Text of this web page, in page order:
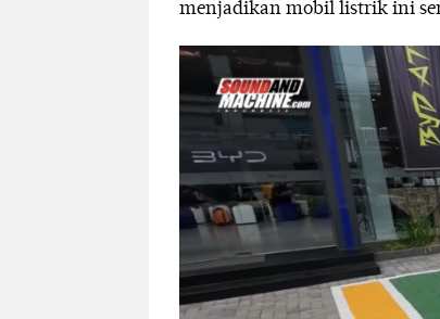
menjadikan mobil listrik ini